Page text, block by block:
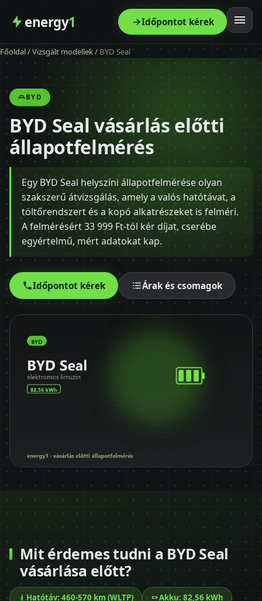
energy1 Időpontot kérek
Főoldal
Szolgáltatás
Árak
Modellek
Kapcsolat
Blog
+36 30 680 7511
Főoldal/Vizsgált modellek/ BYD Seal
BYD
BYD Seal vásárlás előtti
állapotfelmérés
Egy BYD Seal helyszíni állapotfelmérése olyan
szakszerű átvizsgálás, amely a valós hatótávat, a
töltőrendszert és a kopó alkatrészeket is felméri.
A felmérésért 33 999 Ft-tól kér díjat, cserébe
egyértelmű, mért adatokat kap.
Időpontot kérek Árak és csomagok
Mit érdemes tudni a BYD Seal
vásárlása előtt?
Hatótáv: 460-570 km (WLTP) Akku: 82,56 kWh